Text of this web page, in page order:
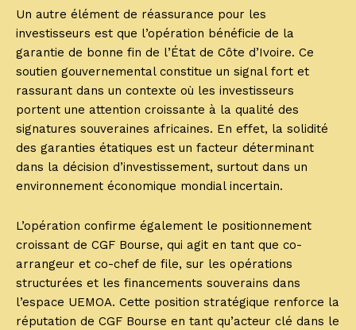
Un autre élément de réassurance pour les
investisseurs est que l’opération bénéficie de la
garantie de bonne fin de l’État de Côte d’Ivoire. Ce
soutien gouvernemental constitue un signal fort et
rassurant dans un contexte où les investisseurs
portent une attention croissante à la qualité des
signatures souveraines africaines. En effet, la solidité
des garanties étatiques est un facteur déterminant
dans la décision d’investissement, surtout dans un
environnement économique mondial incertain.
L’opération confirme également le positionnement
croissant de CGF Bourse, qui agit en tant que co-
arrangeur et co-chef de file, sur les opérations
structurées et les financements souverains dans
l’espace UEMOA. Cette position stratégique renforce la
réputation de CGF Bourse en tant qu’acteur clé dans le